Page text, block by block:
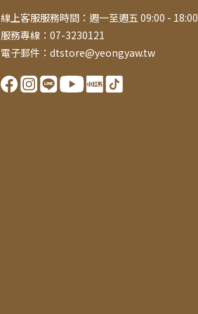
線上客服服務時間：週一至週五 09:00 - 18:00
服務專線：07-3230121
電子郵件：dtstore@yeongyaw.tw